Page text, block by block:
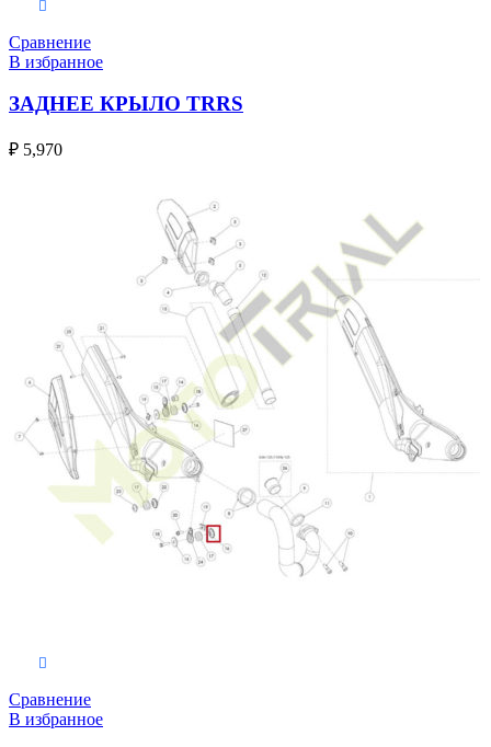
Сравнение
В избранное
ЗАДНЕЕ КРЫЛО TRRS
₽ 5,970
Сравнение
В избранное